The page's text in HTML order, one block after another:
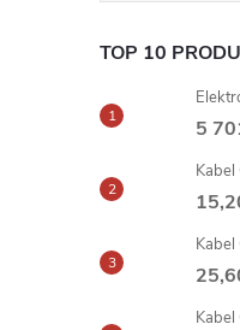
TOP 10
5
Kabel
Kabel
Kabel